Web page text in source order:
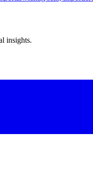
insights.